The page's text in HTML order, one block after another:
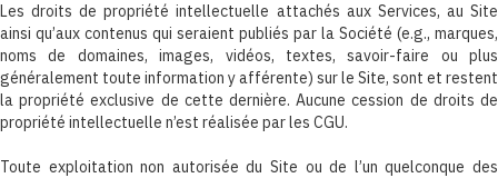
Les droits de propriété intellectuelle attachés aux Services, au Site
ainsi qu’aux contenus qui seraient publiés par la Société (e.g., marques,
noms de domaines, images, vidéos, textes, savoir-faire ou plus
généralement toute information y afférente) sur le Site, sont et restent
la propriété exclusive de cette dernière. Aucune cession de droits de
propriété intellectuelle n’est réalisée par les CGU.
Toute exploitation non autorisée du Site ou de l’un quelconque des